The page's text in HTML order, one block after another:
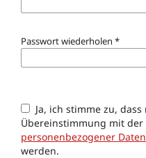
Passwort wiederholen *
Übereinstimmung mit der
personenbezogener Daten
werden.